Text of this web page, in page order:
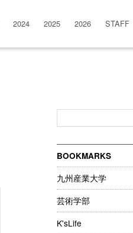
2024 2025 2026 STAFF
BOOKMARKS
九州産業大学
芸術学部
K'sLife